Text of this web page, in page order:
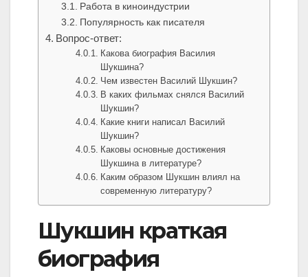
Работа в киноиндустрии
Популярность как писателя
Вопрос-ответ:
Какова биография Василия
Шукшина?
Чем известен Василий Шукшин?
В каких фильмах снялся Василий
Шукшин?
Какие книги написал Василий
Шукшин?
Каковы основные достижения
Шукшина в литературе?
Каким образом Шукшин влиял на
современную литературу?
Шукшин краткая
биография